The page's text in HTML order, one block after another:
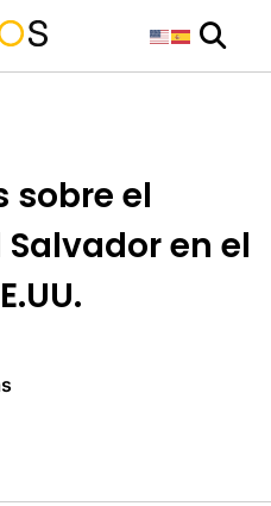
sobre el
Salvador en el